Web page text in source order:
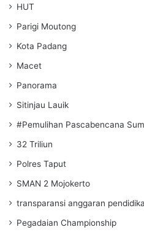
HUT
Parigi Moutong
Kota Padang
Macet
Panorama
Sitinjau Lauik
#Pemulihan Pascabencana
32 Triliun
Polres Taput
SMAN 2 Mojokerto
transparansi anggaran
Pegadaian Championship